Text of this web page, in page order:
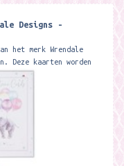
Designs -
het merk Wrendale
Deze kaarten worden